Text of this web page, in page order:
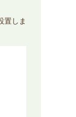
置しま